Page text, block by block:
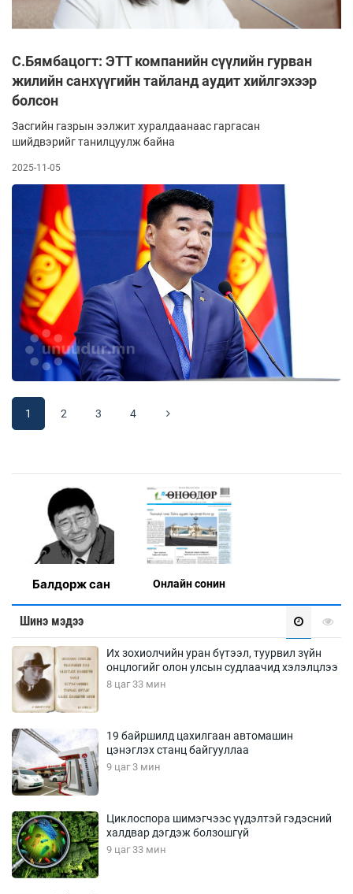
С.Бямбацогт: ЭТТ компанийн сүүлийн гурван
жилийн санхүүгийн тайланд аудит хийлгэхээр
болсон
Засгийн газрын ээлжит хуралдаанаас гаргасан
шийдвэрийг танилцуулж байна
2025-11-05
1 2 3 4
Балдорж сан Онлaйн сонин
Шинэ мэдээ
Их зохиолчийн уран бүтээл, туурвил зүйн
онцлогийг олон улсын судлаачид хэлэлцлээ
8 цаг 33 мин
19 байршилд цахилгаан автомашин
цэнэглэх станц байгууллаа
9 цаг 3 мин
Циклоспора шимэгчээс үүдэлтэй гэдэсний
халдвар дэгдэж болзошгүй
9 цаг 33 мин